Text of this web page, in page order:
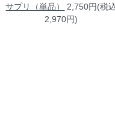
サプリ（単品）
2,750円(税
2,970円)